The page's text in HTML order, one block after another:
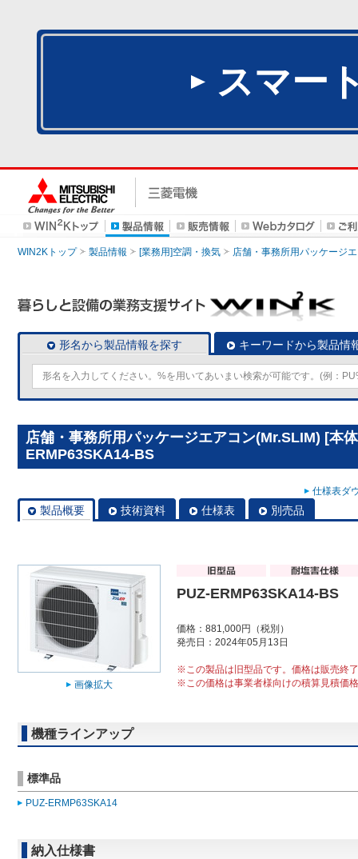
スマー
WIN2Kトップ 製品情報 [業務用]空調・換気 店舗・事務所用パッケージ
形名から製品情報を探す キーワードから製品情
店舗・事務所用パッケージエアコン(Mr.SLIM) [本
ERMP63SKA14-BS
仕様表ダ
製品概要 技術資料 仕様表 別売品
画像拡大
PUZ-ERMP63SKA14-BS
価格：881,000円（税別）
発売日：2024年05月13日
※この製品は旧型品です。価格は販売終
※この価格は事業者様向けの積算見積価
機種ラインアップ
標準品
PUZ-ERMP63SKA14
納入仕様書